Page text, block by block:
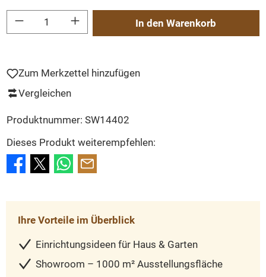
Produkt Anzahl: Gib den gewünschten Wert ein oder benutze die Schaltflächen
In den Warenkorb
Zum Merkzettel hinzufügen
Vergleichen
Produktnummer: SW14402
Dieses Produkt weiterempfehlen:
Ihre Vorteile im Überblick
Einrichtungsideen für Haus & Garten
Showroom – 1000 m² Ausstellungsfläche